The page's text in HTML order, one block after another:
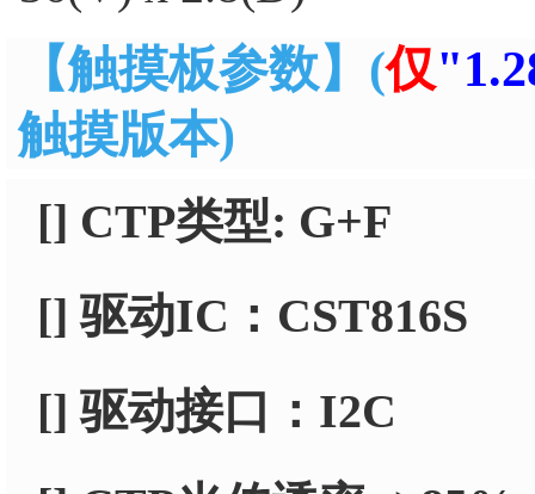
【触摸板参数】 (仅
触摸版本)
[] CTP类型: G+F
[] 驱动IC：CST816S
[] 驱动接口：I2C